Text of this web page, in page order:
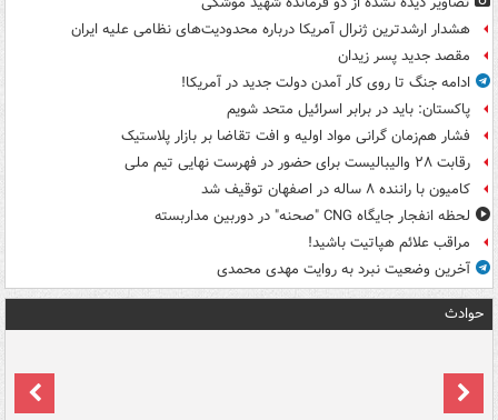
هشدار ارشدترین ژنرال آمریکا درباره محدودیت‌های نظامی علیه ایران
مقصد جدید پسر زیدان
ادامه جنگ تا روی کار آمدن دولت جدید در آمریکا!
پاکستان: باید در برابر اسرائیل متحد شویم
فشار هم‌زمان گرانی مواد اولیه و افت تقاضا بر بازار پلاستیک
رقابت ۲۸ والیبالیست برای حضور در فهرست نهایی تیم ملی
کامیون با راننده ۸ ساله در اصفهان توقیف شد
لحظه انفجار جایگاه CNG "صحنه" در دوربین مداربسته
مراقب علائم هپاتیت باشید!
آخرین وضعیت نبرد به روایت مهدی محمدی
حوادث